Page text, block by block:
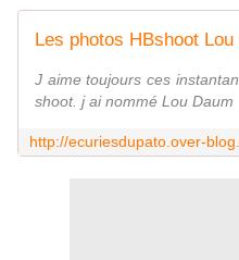
Les photos HBshoot Lou
J aime toujours ces
shoot. j ai nommé Lou Daum